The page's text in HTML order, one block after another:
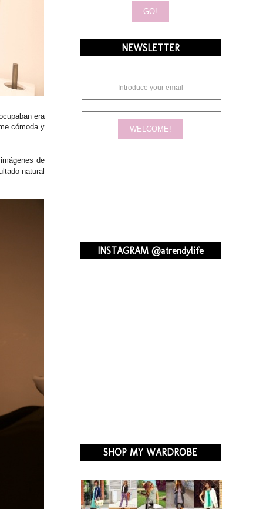
era
cómoda y
de
natural
NEWSLETTER
Introduce your email
INSTAGRAM @atrendylife
SHOP MY WARDROBE